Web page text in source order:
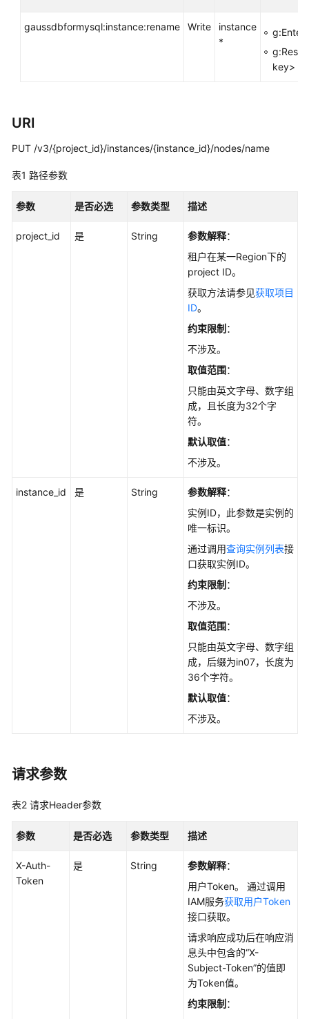
核
指
南
最
实
API
擎
版
gaussdbformysql:instance:rename Write
instance
*
key>
URI
PUT /v3/{project_id}/instances/{instance_id}/nodes/name
表1 路径参数
参数 是否必选 参数类型 描述
project_id 是 String 参数解释：
租户在某一Region下的
project ID。
获取方法请参见获取项目
ID。
约束限制 ：
不涉及。
取值范围：
只能由英文字母、数字组
成，且长度为32个字
符。
默认取值：
不涉及。
instance_id 是 String 参数解释：
实例ID，此参数是实例的
唯一标识。
通过调用查询实例列表接
口获取实例ID。
约束限制 ：
不涉及。
取值范围：
只能由英文字母、数字组
成，后缀为in07，长度为
36个字符。
默认取值：
不涉及。
请求参数
表2 请求Header参数
参数 是否必选 参数类型 描述
X-Auth-
Token
是 String 参数解释：
用户Token。 通过调用
IAM服务获取用户Token
接口获取。
请求响应成功后在响应消
息头中包含的“X-
Subject-Token”的值即
为Token值。
约束限制 ：